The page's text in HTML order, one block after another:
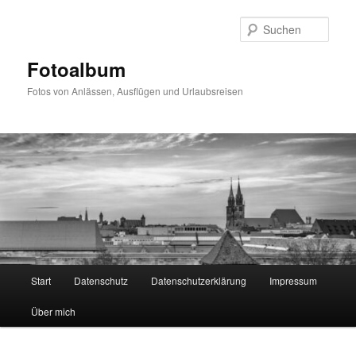
Fotoalbum
Fotos von Anlässen, Ausflügen und Urlaubsreisen
Start Datenschutz Datenschutzerklärung Impressum
Über mich